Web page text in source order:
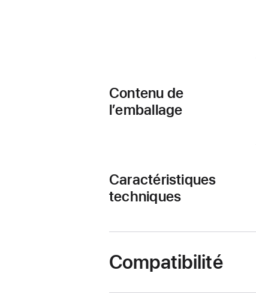
Contenu de
l’emballage
Caractéristiques
techniques
Compatibilité